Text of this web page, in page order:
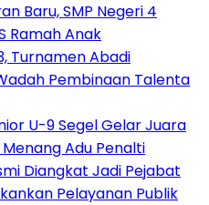
Baru, SMP Negeri 4
Ramah Anak
Turnamen Abadi
Pembinaan Talenta
U-9 Segel Gelar Juara
Adu Penalti
Diangkat Jadi Pejabat
Pelayanan Publik